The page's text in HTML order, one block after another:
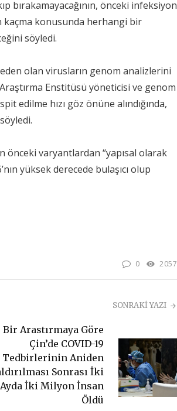
bırakamayacağının, önceki infeksiyon
kaçma konusunda herhangi bir
söyledi.
olan virusların genom analizlerini
Enstitüsü yöneticisi ve genom
edilme hızı göz önüne alındığında,
önceki varyantlardan “yapısal olarak
yüksek derecede bulaşıcı olup
0 2057
SONRAKİ YAZI
Bir Arastırmaya Göre
Çin’de COVID-19
Tedbirlerinin Aniden
Sonrası İki
Ayda İki Milyon İnsan
Öldü